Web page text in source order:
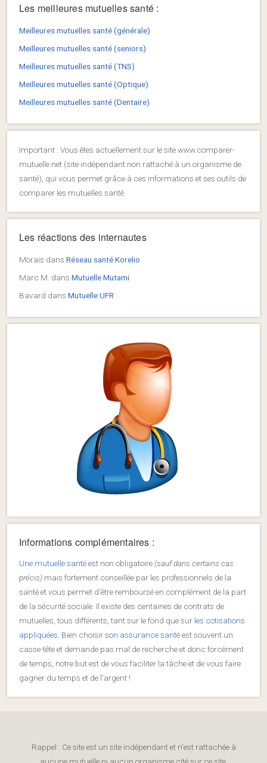
Les meilleures mutuelles santé :
Meilleures mutuelles santé (générale)
Meilleures mutuelles santé (seniors)
Meilleures mutuelles santé (TNS)
Meilleures mutuelles santé (Optique)
Meilleures mutuelles santé (Dentaire)
Important : Vous êtes actuellement sur le site www.comparer-
mutuelle.net (site indépendant non rattaché à un organisme de
santé), qui vous permet grâce à ces informations et ses outils de
comparer les mutuelles santé.
Les réactions des internautes
Morais dans Réseau santé Korelio
Marc M. dans Mutuelle Mutami
Bavard dans Mutuelle UFR
Informations complémentaires :
Une mutuelle santéest non obligatoire(sauf dans certains cas
précis) mais fortement conseillée par les professionnels de la
santé et vous permet d'être remboursé en complément de la part
de la sécurité sociale. Il existe des centaines de contrats de
mutuelles, tous différents, tant sur le fond que sur les cotisations
appliquées . Bien choisirson assurance santéest souvent un
casse-tête et demande pas mal de recherche et donc forcément
de temps, notre but est de vous faciliter la tâche et de vous faire
gagner du temps et de l'argent !
Rappel : Ce site est un site indépendant et n'est rattachée à